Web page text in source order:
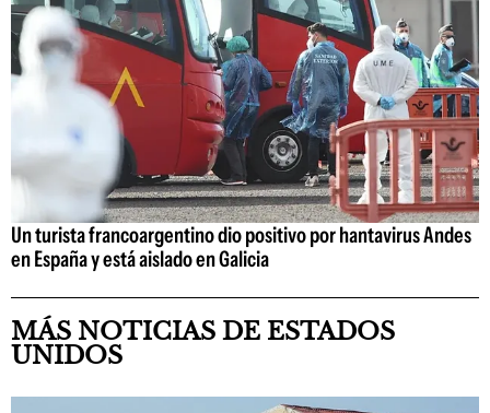
Un turista francoargentino dio positivo por hantavirus Andes
en España y está aislado en Galicia
MÁS NOTICIAS DE ESTADOS
UNIDOS